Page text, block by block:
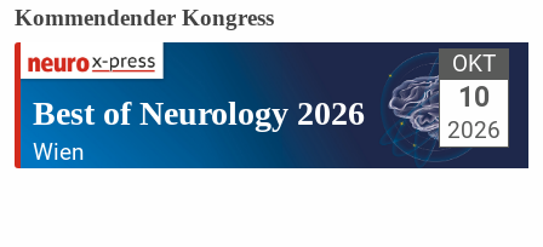
Kommendender Kongress
Best of Neurology 2026
Wien
OKT
10
2026